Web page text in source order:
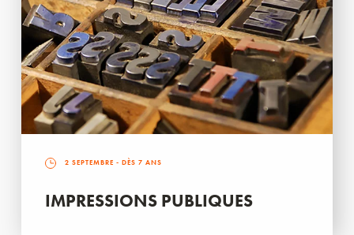
2 SEPTEMBRE - DÈS 7 ANS
IMPRESSIONS PUBLIQUES